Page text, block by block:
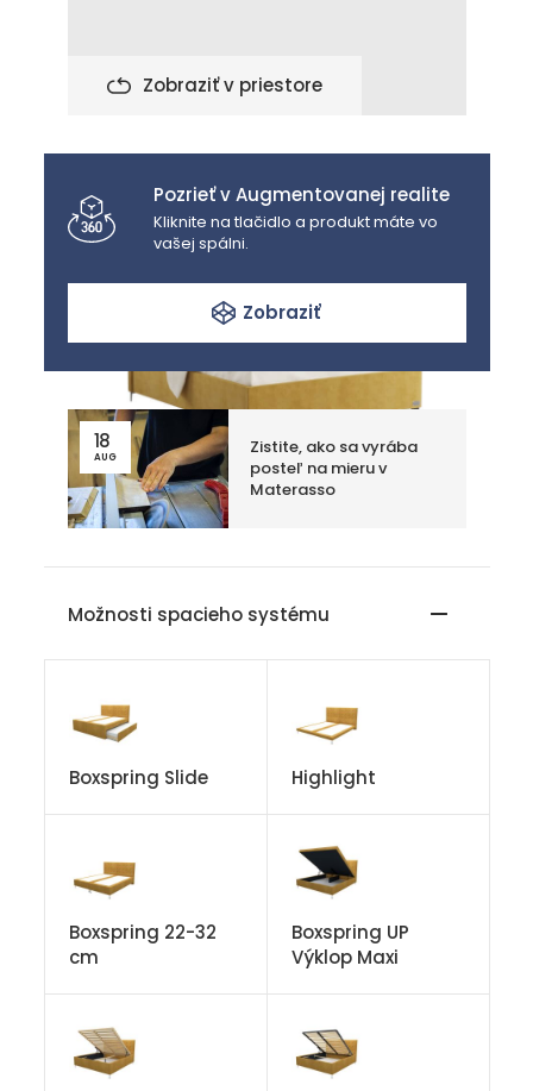
Zobraziť v priestore
Pozrieť v Augmentovanej realite
Kliknite na tlačidlo a produkt máte vo
vašej spálni.
Zobraziť
18
AUG
Zistite, ako sa vyrába
posteľ na mieru v
Materasso
Možnosti spacieho systému
Boxspring Slide Highlight
Boxspring 22-32
cm
Boxspring UP
Výklop Maxi